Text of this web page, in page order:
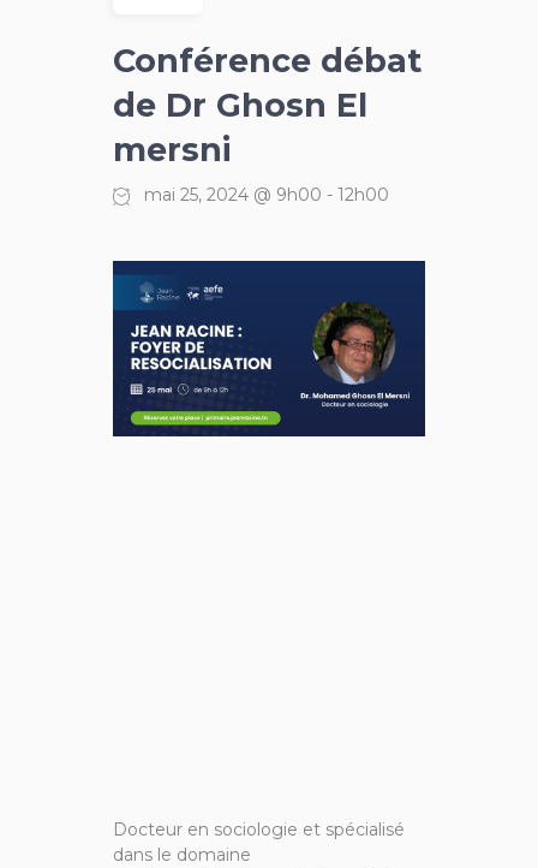
Conférence débat
de Dr Ghosn El
mersni
mai 25, 2024 @ 9h00 - 12h00
Docteur en sociologie et spécialisé
dans le domaine